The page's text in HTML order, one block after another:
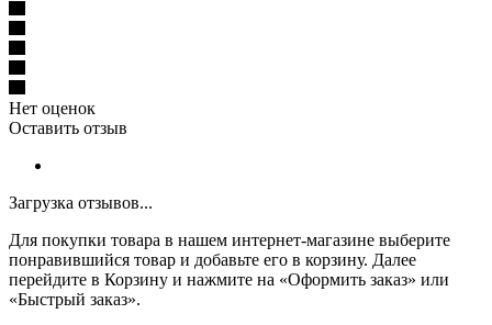
Нет оценок
Оставить отзыв
Загрузка отзывов...
Для покупки товара в нашем интернет-магазине выберите
понравившийся товар и добавьте его в корзину. Далее
перейдите в Корзину и нажмите на «Оформить заказ» или
«Быстрый заказ».